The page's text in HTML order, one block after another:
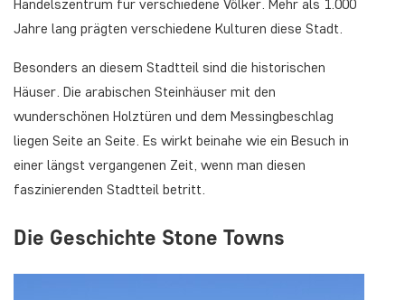
Handelszentrum für verschiedene Völker. Mehr als 1.000
Jahre lang prägten verschiedene Kulturen diese Stadt.
Besonders an diesem Stadtteil sind die historischen
Häuser. Die arabischen Steinhäuser mit den
wunderschönen Holztüren und dem Messingbeschlag
liegen Seite an Seite. Es wirkt beinahe wie ein Besuch in
einer längst vergangenen Zeit, wenn man diesen
faszinierenden Stadtteil betritt.
Die Geschichte Stone Towns